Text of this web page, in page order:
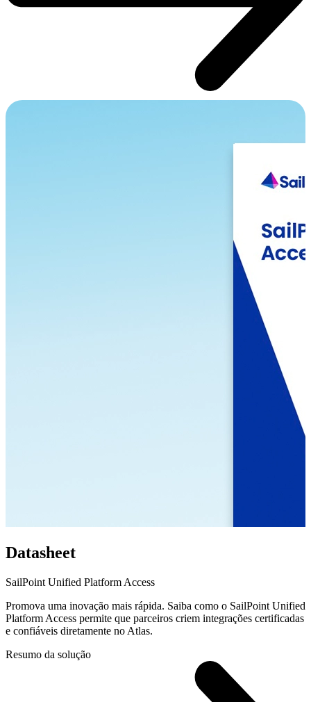
Datasheet
SailPoint Unified Platform Access
Promova uma inovação mais rápida. Saiba como o SailPoint Unified
Platform Access permite que parceiros criem integrações certificadas
e confiáveis diretamente no Atlas.
Resumo da solução